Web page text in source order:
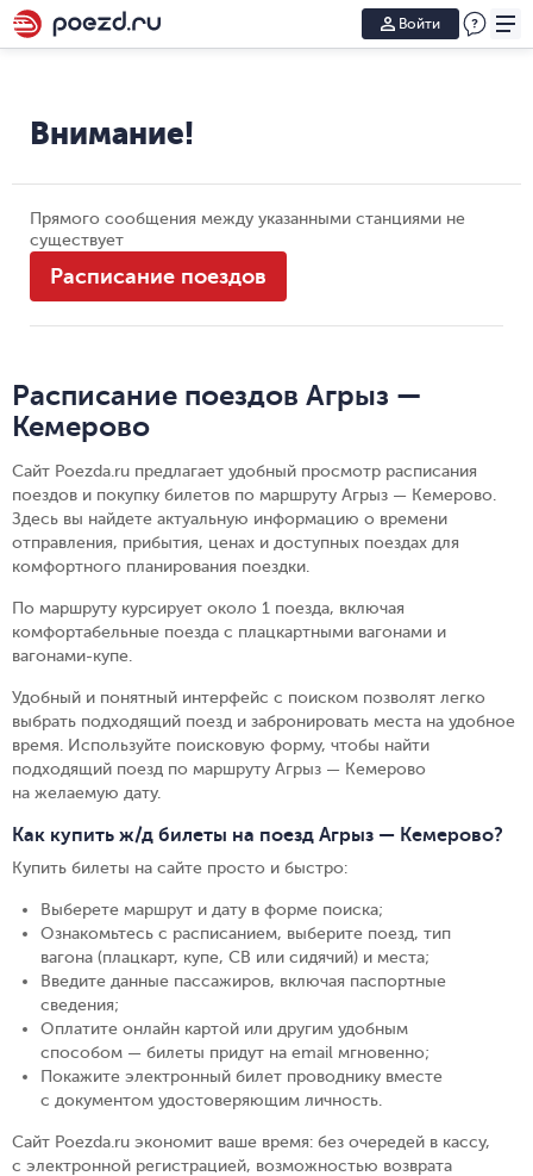
Войти
Внимание!
Прямого сообщения между указанными станциями не
существует
Расписание поездов
Расписание поездов Агрыз —
Кемерово
Сайт Poezda.ru предлагает удобный просмотр расписания
поездов и покупку билетов по маршруту Агрыз — Кемерово.
Здесь вы найдете актуальную информацию о времени
отправления, прибытия, ценах и доступных поездах для
комфортного планирования поездки.
По маршруту курсирует около 1 поезда, включая
комфортабельные поезда с плацкартными вагонами и
вагонами-купе.
Удобный и понятный интерфейс с поиском позволят легко
выбрать подходящий поезд и забронировать места на удобное
время. Используйте поисковую форму, чтобы найти
подходящий поезд по маршруту Агрыз — Кемерово
на желаемую дату.
Как купить ж/д билеты на поезд Агрыз — Кемерово?
Купить билеты на сайте просто и быстро:
Выберете маршрут и дату в форме поиска;
Ознакомьтесь с расписанием, выберите поезд, тип
вагона (плацкарт, купе, СВ или сидячий) и места;
Введите данные пассажиров, включая паспортные
сведения;
Оплатите онлайн картой или другим удобным
способом — билеты придут на email мгновенно;
Покажите электронный билет проводнику вместе
с документом удостоверяющим личность.
Сайт Poezda.ru экономит ваше время: без очередей в кассу,
с электронной регистрацией, возможностью возврата